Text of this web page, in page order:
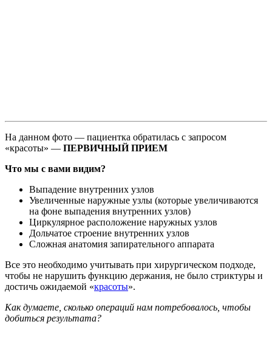
На данном фото — пациентка обратилась с запросом
«красоты» — ПЕРВИЧНЫЙ ПРИЕМ
Что мы с вами видим?
Выпадение внутренних узлов
Увеличенные наружные узлы (которые увеличиваются
на фоне выпадения внутренних узлов)
Циркулярное расположение наружных узлов
Дольчатое строение внутренних узлов
Сложная анатомия запирательного аппарата
Все это необходимо учитывать при хирургическом подходе,
чтобы не нарушить функцию держания, не было стриктуры и
достичь ожидаемой «красоты».
Как думаете, сколько операций нам потребовалось, чтобы
добиться результата?